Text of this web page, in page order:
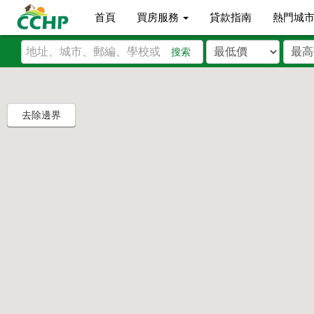
首頁 買房服務 貸款指南 熱門城
搜索
去除邊界